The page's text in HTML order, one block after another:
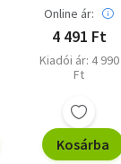
Online ár:
4 491 Ft
Kiadói ár: 4 990
Ft
Kosárba